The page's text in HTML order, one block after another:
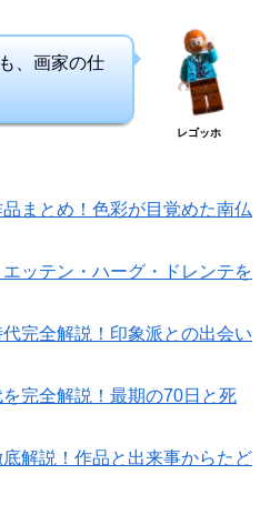
、画家の仕
レゴッホ
まとめ！色彩が目覚めた南仏
エッテン・ハーグ・ドレンテを
代完全解説！印象派との出会い
完全解説！最期の70日と死
解説！作品と出来事からたど